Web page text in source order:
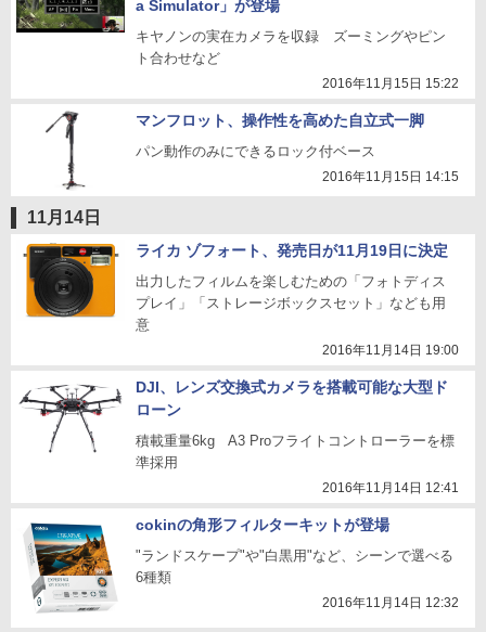
a Simulator」が登場
キヤノンの実在カメラを収録 ズーミングやピン
ト合わせなど
2016年11月15日 15:22
マンフロット、操作性を高めた自立式一脚
パン動作のみにできるロック付ベース
2016年11月15日 14:15
11月14日
ライカ ゾフォート、発売日が11月19日に決定
出力したフィルムを楽しむための「フォトディス
プレイ」「ストレージボックスセット」なども用
意
2016年11月14日 19:00
DJI、レンズ交換式カメラを搭載可能な大型ド
ローン
積載重量6kg A3 Proフライトコントローラーを標
準採用
2016年11月14日 12:41
cokinの角形フィルターキットが登場
"ランドスケープ"や"白黒用"など、シーンで選べる
6種類
2016年11月14日 12:32